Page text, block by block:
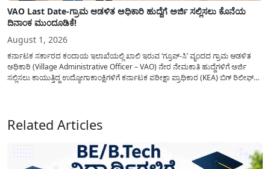
VAO Last Date-ಗ್ರಾಮ ಆಡಳಿತ ಅಧಿಕಾರಿ ಹುದ್ದೆಗೆ ಅರ್ಜಿ ಸಲ್ಲಿಸಲು ಕೊನೆಯ
ದಿನಾಂಕ ಮುಂದೂಡಿಕೆ!
August 1, 2026
ಕರ್ನಾಟಕ ಸರ್ಕಾರದ ಕಂದಾಯ ಇಲಾಖೆಯಲ್ಲಿ ಖಾಲಿ ಇರುವ ‘ಗ್ರೂಪ್-ಸಿ’ ವೃಂದದ ಗ್ರಾಮ ಆಡಳಿತ
ಅಧಿಕಾರಿ (Village Administrative Officer – VAO) ನೇರ ನೇಮಕಾತಿ ಹುದ್ದೆಗಳಿಗೆ ಅರ್ಜಿ
ಸಲ್ಲಿಸಲು ಕಾಯುತ್ತಿದ್ದ ಉದ್ಯೋಗಾಕಾಂಕ್ಷಿಗಳಿಗೆ ಕರ್ನಾಟಕ ಪರೀಕ್ಷಾ ಪ್ರಾಧಿಕಾರ (KEA) ಬಿಗ್ ರಿಲೀಫ್
Related Articles